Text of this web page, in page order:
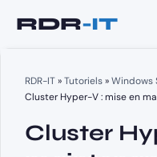
RDR-IT»Tutoriels»Windows
Cluster Hyper-V : mise en
Cluster